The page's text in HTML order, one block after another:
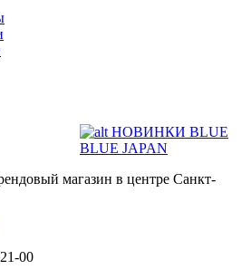
НОВИНКИ BLUE
BLUE JAPAN
магазин в центре Санкт-
00